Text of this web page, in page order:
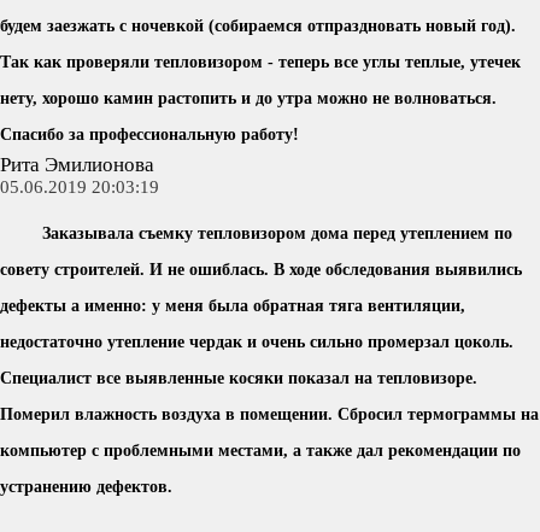
будем заезжать с ночевкой (собираемся отпраздновать новый год).
Так как проверяли тепловизором - теперь все углы теплые, утечек
нету, хорошо камин растопить и до утра можно не волноваться.
Спасибо за профессиональную работу!
Рита Эмилионова
05.06.2019 20:03:19
Заказывала съемку тепловизором дома перед утеплением по
совету строителей. И не ошиблась. В ходе обследования выявились
дефекты а именно: у меня была обратная тяга вентиляции,
недостаточно утепление чердак и очень сильно промерзал цоколь.
Специалист все выявленные косяки показал на тепловизоре.
Померил влажность воздуха в помещении. Сбросил термограммы на
компьютер с проблемными местами, а также дал рекомендации по
устранению дефектов.